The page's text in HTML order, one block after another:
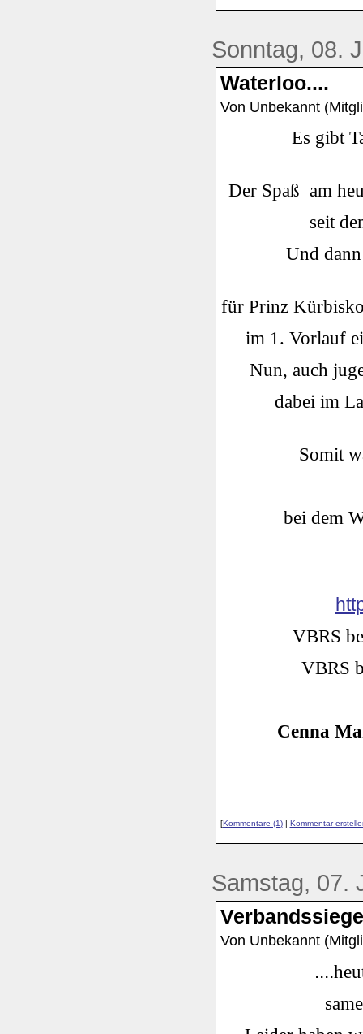
Sonntag, 08.
Waterloo....
Von Unbekannt
Es gibt
Der Spaß am
seit
Und
für Prinz
im 1. Vorlauf
Nun, auch
dabei im
Somit
bei dem
VBRS
VBRS
Cenna
[Kommentare (1)| Kommentar
Samstag, 07.
Von Unbekannt
....